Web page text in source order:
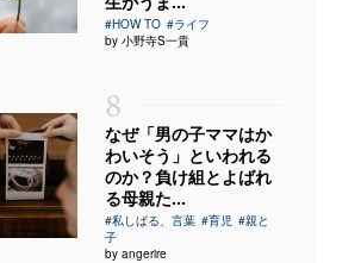
#HOW TO #ライフ
by 小野寺S一貴
8
なぜ「男の子ママはか
わいそう」といわれる
のか？負け組とよばれ
る母親た...
#私しばる、言葉 #育児 #親と
子
by angerire